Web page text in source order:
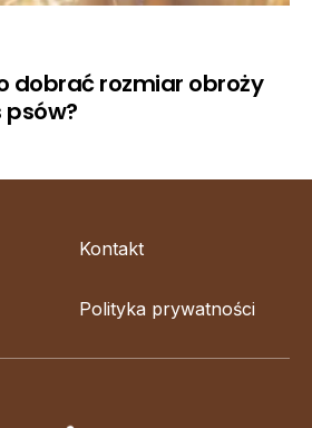
dobrać rozmiar obroży
psów?
Kontakt
Polityka prywatności